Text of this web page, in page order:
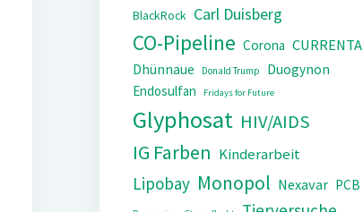
BlackRock Carl Duisberg
CO-Pipeline Corona CURRENTA
Dhünnaue Donald Trump
Duogynon
Endosulfan
Fridays for Future
Glyphosat HIV/AIDS
IG Farben Kinderarbeit
Lipobay Monopol Nexavar PCB